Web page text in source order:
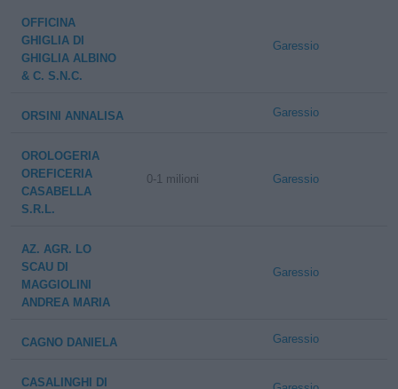
OFFICINA
GHIGLIA DI
GHIGLIA ALBINO
& C. S.N.C.
Garessio
ORSINI ANNALISA Garessio
OROLOGERIA
OREFICERIA
CASABELLA
S.R.L.
0-1 milioni Garessio
AZ. AGR. LO
SCAU DI
MAGGIOLINI
ANDREA MARIA
Garessio
CAGNO DANIELA Garessio
CASALINGHI DI